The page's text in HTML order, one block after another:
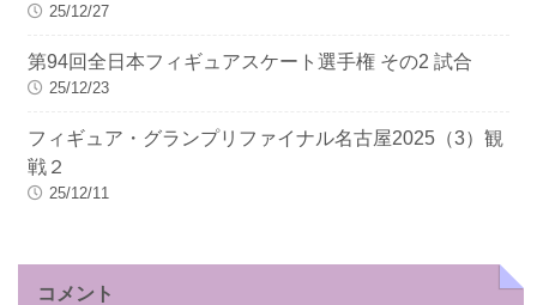
25/12/27
第94回全日本フィギュアスケート選手権 その2 試合
25/12/23
フィギュア・グランプリファイナル名古屋2025（3）観
戦２
25/12/11
コメント